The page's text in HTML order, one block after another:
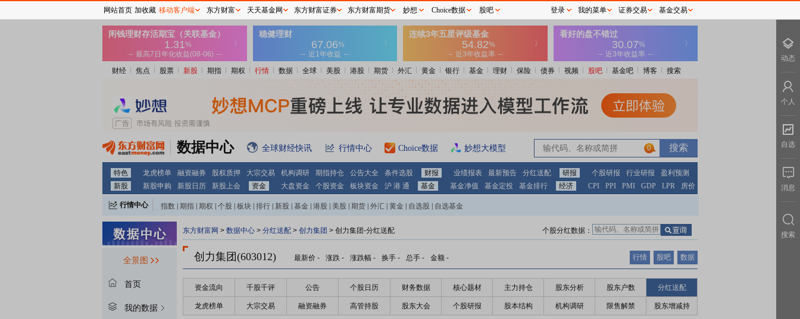
财经 焦点 股票 新股 期指 期权 行情 数据 全球 美股 港股 期货 外汇 黄金 银行 基金 理财 保险 债券 视频 股吧 基金吧 博客 搜索
数据中心 全球财经快讯 行情中心 Choice数据 妙想大模型 0
特色 龙虎榜单 融资融券 股权质押 大宗交易 机构调研 期指持仓 公告大全 条件选股 财报 业绩报表 最新预告 分红送配 研报 个股研报 行业研报
盈利预测
新股
新股申购 新股日历 新股上会 资金 大盘资金 个股资金 板块资金 沪 港 通 基金 基金净值 基金定投 基金排行 经济 CPI PPI PMI GDP LPR 房价
行情中心 指数 期指 期权 个股 板块 排行 新股 基金 港股 美股 期货 外汇 黄金 自选股 自选基金
全景图
首页
我的数据
东方财富网 > 数据中心 > 分红送配 > 创力集团 > 创力集团-分红送配 个股分红数据：
创力集团(603012) 最新价 - 涨跌 - 涨跌幅 - 换手 - 总手 - 金额 - 行情 股吧 数据
资金流向 千股千评 公告 个股日历 财务数据 核心题材 主力持仓 股东分析 股东户数 分红送配
龙虎榜单 大宗交易 融资融券 高管持股 股东大会 个股研报 股本结构 机构调研 限售解禁 股东增减持
网站首页 加收藏 移动客户端 东方财富 天天基金网 东方财富证券 东方财富期货 妙想 Choice数据 股吧 登录 我的菜单 证券交易 基金交易
动态
个人
自选
消息
搜索